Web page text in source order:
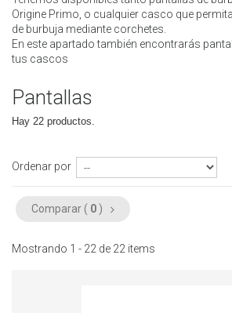
Origine Primo, o cualquier casco que
de burbuja mediante corchetes.
En este apartado también encontrarás
tus cascos
Pantallas
Hay 22 productos.
Ordenar por
Comparar ( 0 )
Mostrando 1 - 22 de 22 items